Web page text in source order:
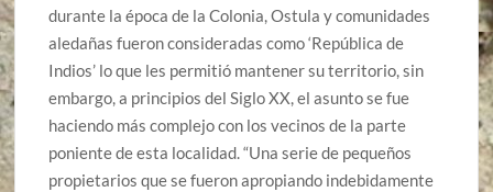
durante la época de la Colonia, Ostula y comunidades
aledañas fueron consideradas como ‘República de
Indios’ lo que les permitió mantener su territorio, sin
embargo, a principios del Siglo XX, el asunto se fue
haciendo más complejo con los vecinos de la parte
poniente de esta localidad. “Una serie de pequeños
propietarios que se fueron apropiando indebidamente